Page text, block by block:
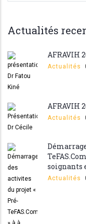
Actualités
AFRAVIH
Actualités
AFRAVIH
Actualités
soignants
Actualités